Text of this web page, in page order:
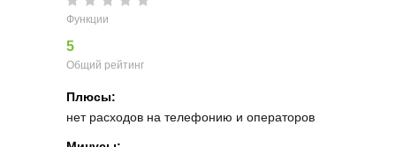
Функции
5
Общий рейтинг
Плюсы:
нет расходов на телефонию и операторов